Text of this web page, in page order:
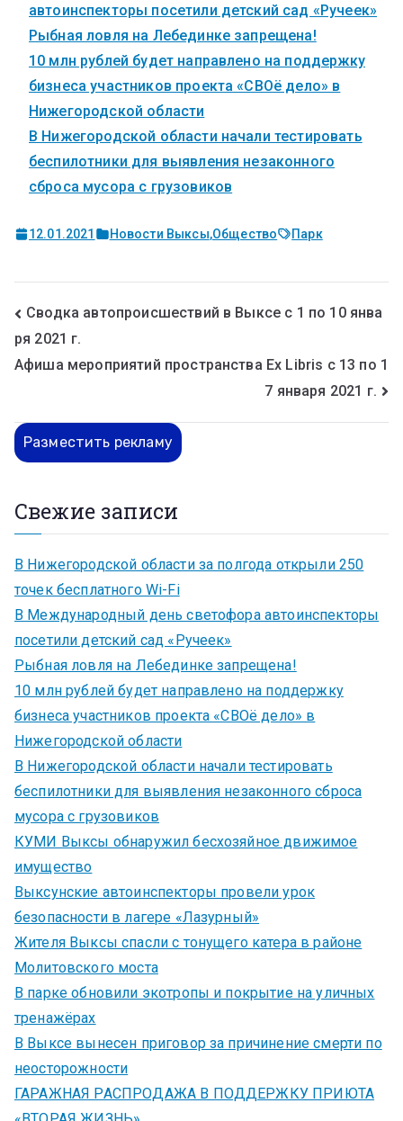
автоинспекторы посетили детский сад «Ручеек»
Рыбная ловля на Лебединке запрещена!
10 млн рублей будет направлено на поддержку
бизнеса участников проекта «СВОё дело» в
Нижегородской области
В Нижегородской области начали тестировать
беспилотники для выявления незаконного
сброса мусора с грузовиков
12.01.2021 Новости Выксы,Общество Парк
Сводка автопроисшествий в Выксе с 1 по 10 янва
ря 2021 г.
Афиша мероприятий пространства Ex Libris с 13 по 1
7 января 2021 г.
Разместить рекламу
Свежие записи
В Нижегородской области за полгода открыли 250
точек бесплатного Wi-Fi
В Международный день светофора автоинспекторы
посетили детский сад «Ручеек»
Рыбная ловля на Лебединке запрещена!
10 млн рублей будет направлено на поддержку
бизнеса участников проекта «СВОё дело» в
Нижегородской области
В Нижегородской области начали тестировать
беспилотники для выявления незаконного сброса
мусора с грузовиков
КУМИ Выксы обнаружил бесхозяйное движимое
имущество
Выксунские автоинспекторы провели урок
безопасности в лагере «Лазурный»
Жителя Выксы спасли с тонущего катера в районе
Молитовского моста
В парке обновили экотропы и покрытие на уличных
тренажёрах
В Выксе вынесен приговор за причинение смерти по
неосторожности
ГАРАЖНАЯ РАСПРОДАЖА В ПОДДЕРЖКУ ПРИЮТА